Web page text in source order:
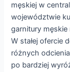
męskiej w
województwie
garnitury
W stałej ofercie
różnych
po bardziej